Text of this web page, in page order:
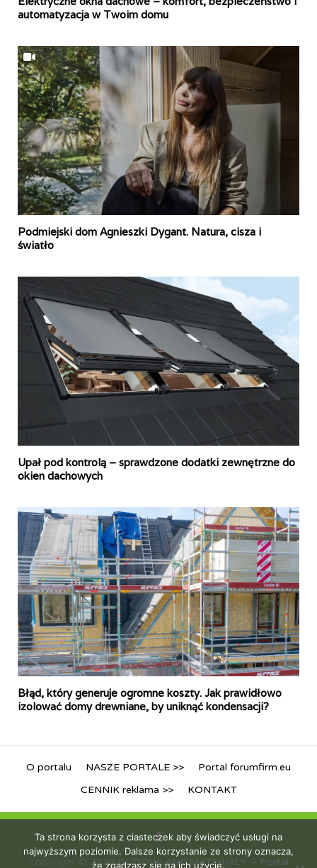
automatyzacja w Twoim domu
Podmiejski dom Agnieszki Dygant. Natura, cisza i
światło
Upał pod kontrolą – sprawdzone dodatki zewnętrzne do
okien dachowych
Błąd, który generuje ogromne koszty. Jak prawidłowo
izolować domy drewniane, by uniknąć kondensacji?
O portalu NASZE PORTALE >>
Portal forumfirm.eu
CENNIK reklama >>
KONTAKT
Copyright © 2026BUDOWLANE MATERIAŁY – Portal
Ta strona korzysta z ciasteczek aby świadczyć usługi na
najwyższym poziomie. Dalsze korzystanie ze strony oznacza,
że zgadzasz się na ich użycie.